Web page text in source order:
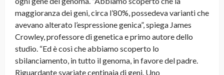
maggioranza dei geni, circa l’80%, possedeva varianti che
avevano alterato l’espressione genica”, spiega James
Crowley, professore di genetica e primo autore dello
studio. “Ed è così che abbiamo scoperto lo
sbilanciamento, in tutto il genoma, in favore del padre.
Riguardante svariate centinaia di geni. Uno